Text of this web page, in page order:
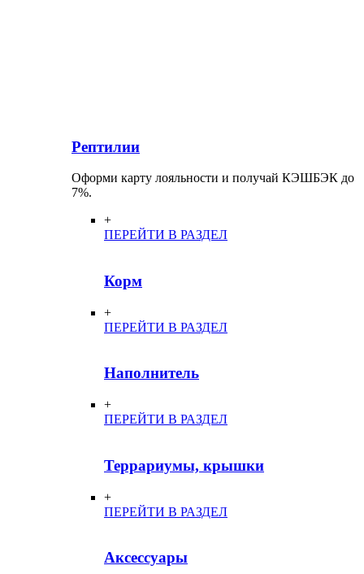
Рептилии
Оформи карту лояльности и получай КЭШБЭК до
7%.
+
ПЕРЕЙТИ В РАЗДЕЛ
Корм
+
ПЕРЕЙТИ В РАЗДЕЛ
Наполнитель
+
ПЕРЕЙТИ В РАЗДЕЛ
Террариумы, крышки
+
ПЕРЕЙТИ В РАЗДЕЛ
Аксессуары